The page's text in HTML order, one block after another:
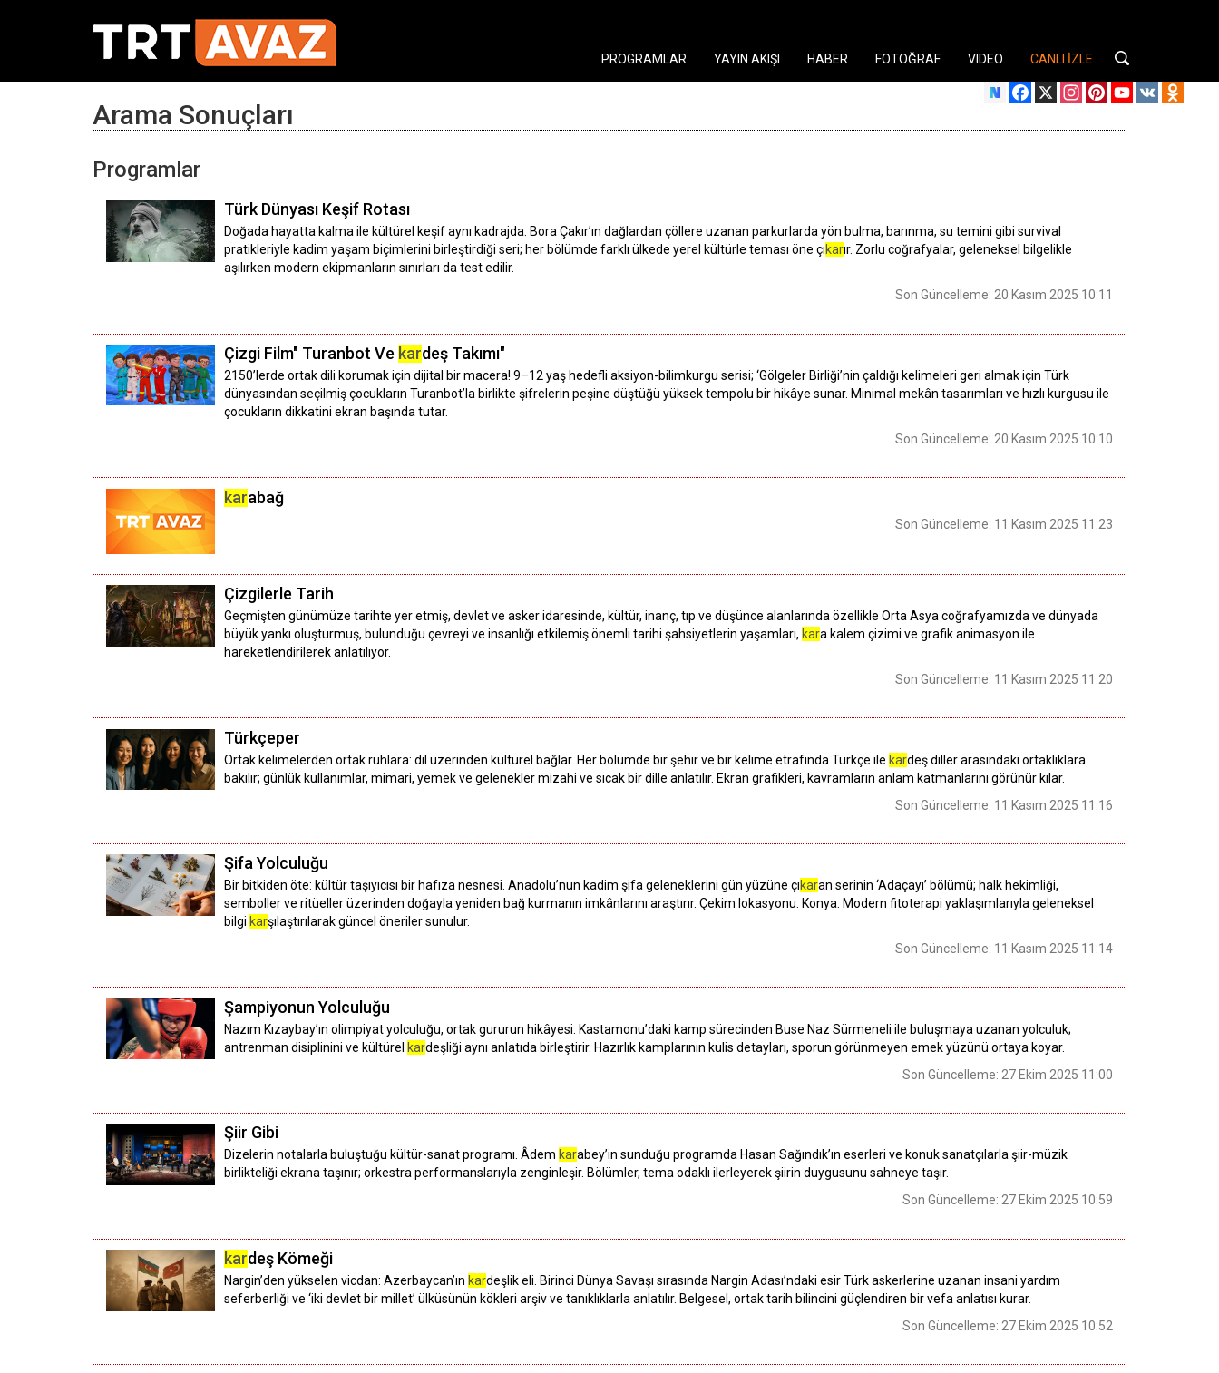
Facebook
X Instagram
PinterestYouTube
VK
PROGRAMLAR YAYIN AKIŞI HABER FOTOĞRAF VIDEO CANLI İZLE
Arama Sonuçları
Programlar
Türk Dünyası Keşif Rotası
Doğada hayatta kalma ile kültürel keşif aynı kadrajda. Bora Çakır’ın dağlardan çöllere uzanan parkurlarda yön bulma, barınma, su temini gibi survival
pratikleriyle kadim yaşam biçimlerini birleştirdiği seri; her bölümde farklı ülkede yerel kültürle teması öne çıkarır. Zorlu coğrafyalar, geleneksel bilgelikle
aşılırken modern ekipmanların sınırları da test edilir.
Son Güncelleme: 20 Kasım 2025 10:11
Çizgi Film" Turanbot Ve kardeş Takımı"
2150’lerde ortak dili korumak için dijital bir macera! 9–12 yaş hedefli aksiyon-bilimkurgu serisi; ‘Gölgeler Birliği’nin çaldığı kelimeleri geri almak için Türk
dünyasından seçilmiş çocukların Turanbot’la birlikte şifrelerin peşine düştüğü yüksek tempolu bir hikâye sunar. Minimal mekân tasarımları ve hızlı kurgusu ile
çocukların dikkatini ekran başında tutar.
Son Güncelleme: 20 Kasım 2025 10:10
karabağ
Son Güncelleme: 11 Kasım 2025 11:23
Çizgilerle Tarih
Geçmişten günümüze tarihte yer etmiş, devlet ve asker idaresinde, kültür, inanç, tıp ve düşünce alanlarında özellikle Orta Asya coğrafyamızda ve dünyada
büyük yankı oluşturmuş, bulunduğu çevreyi ve insanlığı etkilemiş önemli tarihi şahsiyetlerin yaşamları, kara kalem çizimi ve grafik animasyon ile
hareketlendirilerek anlatılıyor.
Son Güncelleme: 11 Kasım 2025 11:20
Türkçeper
Ortak kelimelerden ortak ruhlara: dil üzerinden kültürel bağlar. Her bölümde bir şehir ve bir kelime etrafında Türkçe ile kardeş diller arasındaki ortaklıklara
bakılır; günlük kullanımlar, mimari, yemek ve gelenekler mizahi ve sıcak bir dille anlatılır. Ekran grafikleri, kavramların anlam katmanlarını görünür kılar.
Son Güncelleme: 11 Kasım 2025 11:16
Şifa Yolculuğu
Bir bitkiden öte: kültür taşıyıcısı bir hafıza nesnesi. Anadolu’nun kadim şifa geleneklerini gün yüzüne çıkaran serinin ‘Adaçayı’ bölümü; halk hekimliği,
semboller ve ritüeller üzerinden doğayla yeniden bağ kurmanın imkânlarını araştırır. Çekim lokasyonu: Konya. Modern fitoterapi yaklaşımlarıyla geleneksel
bilgi karşılaştırılarak güncel öneriler sunulur.
Son Güncelleme: 11 Kasım 2025 11:14
Şampiyonun Yolculuğu
Nazım Kızaybay’ın olimpiyat yolculuğu, ortak gururun hikâyesi. Kastamonu’daki kamp sürecinden Buse Naz Sürmeneli ile buluşmaya uzanan yolculuk;
antrenman disiplinini ve kültürel kardeşliği aynı anlatıda birleştirir. Hazırlık kamplarının kulis detayları, sporun görünmeyen emek yüzünü ortaya koyar.
Son Güncelleme: 27 Ekim 2025 11:00
Şiir Gibi
Dizelerin notalarla buluştuğu kültür-sanat programı. Âdem karabey’in sunduğu programda Hasan Sağındık’ın eserleri ve konuk sanatçılarla şiir-müzik
birlikteliği ekrana taşınır; orkestra performanslarıyla zenginleşir. Bölümler, tema odaklı ilerleyerek şiirin duygusunu sahneye taşır.
Son Güncelleme: 27 Ekim 2025 10:59
kardeş Kömeği
Nargin’den yükselen vicdan: Azerbaycan’ın kardeşlik eli. Birinci Dünya Savaşı sırasında Nargin Adası’ndaki esir Türk askerlerine uzanan insani yardım
seferberliği ve ‘iki devlet bir millet’ ülküsünün kökleri arşiv ve tanıklıklarla anlatılır. Belgesel, ortak tarih bilincini güçlendiren bir vefa anlatısı kurar.
Son Güncelleme: 27 Ekim 2025 10:52